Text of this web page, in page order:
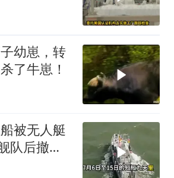
幼崽，转
了牛崽！
被无人艇
队后撤数